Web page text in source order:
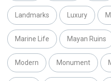
Landmarks Luxury
Marine Life Mayan Ruins
Modern Monument